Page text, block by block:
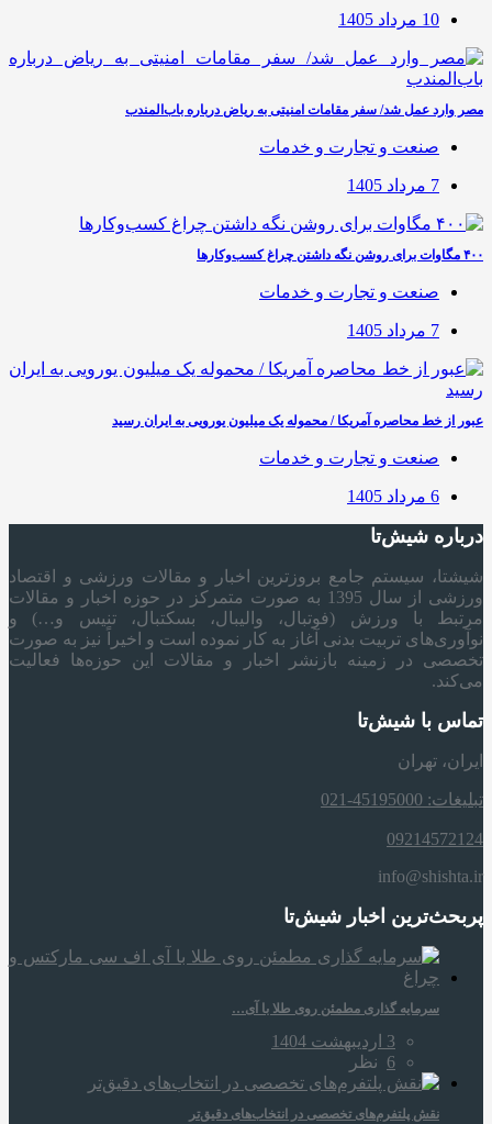
10 مرداد 1405
مصر وارد عمل شد/ سفر مقامات امنیتی به ریاض درباره باب‌المندب
صنعت و تجارت و خدمات
7 مرداد 1405
۴۰۰ مگاوات برای روشن نگه داشتن چراغ کسب‌وکار‌ها
صنعت و تجارت و خدمات
7 مرداد 1405
عبور از خط محاصره آمریکا / محموله یک میلیون یورویی به ایران رسید
صنعت و تجارت و خدمات
6 مرداد 1405
درباره شیش‌تا
شیشتا، سیستم جامع بروزترین اخبار و مقالات ورزشی و اقتصاد
ورزشی از سال 1395 به صورت متمرکز در حوزه اخبار و مقالات
مرتبط با ورزش (فوتبال، والیبال، بسکتبال، تنیس و…) و
نوآوری‌های تربیت بدنی آغاز به کار نموده است و اخیراً نیز به صورت
تخصصی در زمینه بازنشر اخبار و مقالات این حوزه‌ها فعالیت
می‌کند.
تماس با شیش‌تا
ایران، تهران
تبلیغات: 45195000-021
09214572124
info@shishta.ir
پربحث‌ترین اخبار شیش‌تا
سرمایه‌ گذاری مطمئن روی طلا با آی…
3 اردیبهشت 1404
6 نظر
نقش پلتفرم‌های تخصصی در انتخاب‌های دقیق‌تر